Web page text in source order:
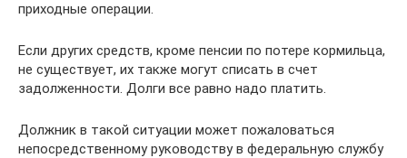
приходные операции.
Если других средств, кроме пенсии по потере кормильца,
не существует, их также могут списать в счет
задолженности. Долги все равно надо платить.
Должник в такой ситуации может пожаловаться
непосредственному руководству в федеральную службу